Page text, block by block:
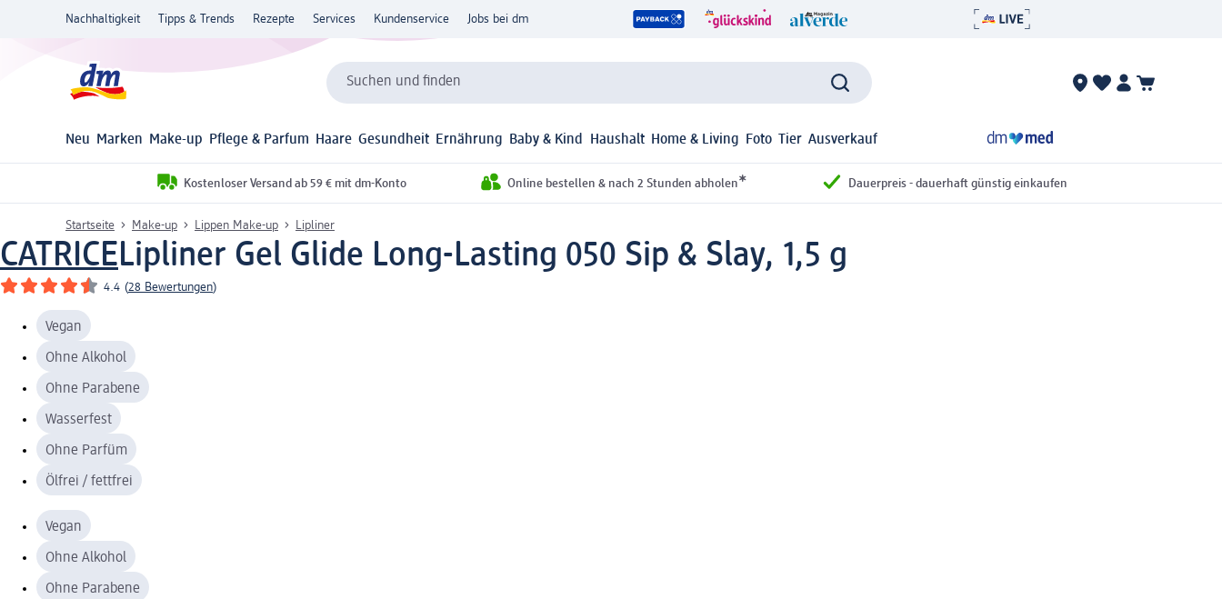
Nachhaltigkeit Tipps & Trends Rezepte Services Kundenservice Jobs bei dm
Suchen und finden
Neu Marken Make-up Pflege & Parfum Haare Gesundheit Ernährung Baby & Kind Haushalt Home & Living Foto Tier Ausverkauf
Kostenloser Versand ab 59 € mit dm-Konto Online bestellen & nach 2 Stunden abholen* Dauerpreis - dauerhaft günstig einkaufen
Startseite Make-up Lippen Make-up Lipliner
CATRICELipliner Gel Glide Long-Lasting 050 Sip & Slay, 1,5 g
4.4 (28 Bewertungen)
Vegan
Ohne Alkohol
Ohne Parabene
Wasserfest
Ohne Parfüm
Ölfrei / fettfrei
Vegan
Ohne Alkohol
Ohne Parabene